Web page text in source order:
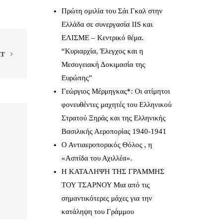
Πρώτη ομιλία του Σάι Γκαλ στην
Ελλάδα σε συνεργασία IIS και
ΕΛΙΣΜΕ – Κεντρικό θέμα.
“Κυριαρχία, Έλεγχος και η
Μεσογειακή Δοκιμασία της
Ευρώπης”
Γεώργιος Μέρμηγκας*: Οι ατίμητοι
φονευθέντες μαχητές του Ελληνικού
Στρατού Ξηράς και της Ελληνικής
Βασιλικής Αεροπορίας 1940-1941
Ο Αντιαεροπορικός Θόλος , η
«Ασπίδα του Αχιλλέα».
Η ΚΑΤΑΛΗΨΗ ΤΗΣ ΓΡΑΜΜΗΣ
ΤΟΥ ΤΣΑΡΝΟΥ Μια από τις
σημαντικότερες μάχες για την
κατάληψη του Γράμμου